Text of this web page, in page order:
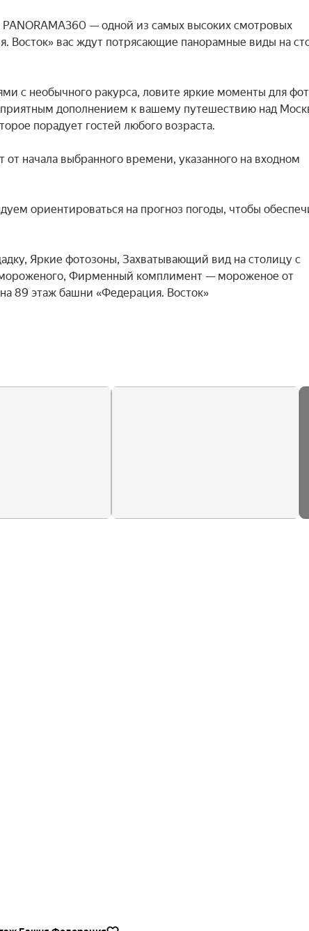
— одной из самых высоких смотровых
вас ждут потрясающие панорамные виды на
с необычного ракурса, ловите яркие моменты для
дополнением к вашему путешествию над
порадует гостей любого возраста.
начала выбранного времени, указанного на входном
ориентироваться на прогноз погоды, чтобы
Яркие фотозоны, Захватывающий вид на столицу с
Фирменный комплимент — мороженое от
89 этаж башни «Федерация. Восток»